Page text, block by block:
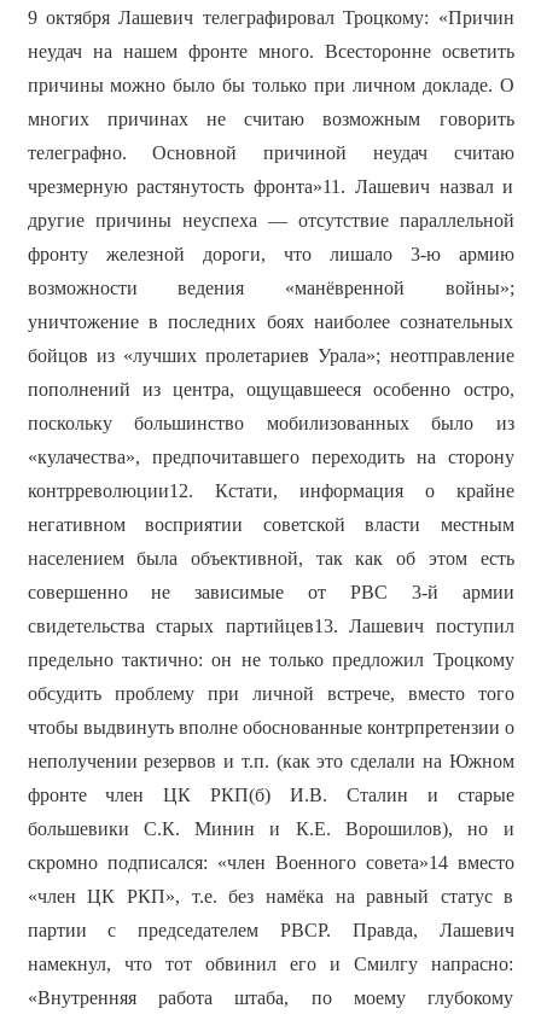
9 октября Лашевич телеграфировал Троцкому: «Причин
неудач на нашем фронте много. Всесторонне осветить
причины можно было бы только при личном докладе. О
многих причинах не считаю возможным говорить
телеграфно. Основной причиной неудач считаю
чрезмерную растянутость фронта»11. Лашевич назвал и
другие причины неуспеха — отсутствие параллельной
фронту железной дороги, что лишало 3-ю армию
возможности ведения «манёвренной войны»;
уничтожение в последних боях наиболее сознательных
бойцов из «лучших пролетариев Урала»; неотправление
пополнений из центра, ощущавшееся особенно остро,
поскольку большинство мобилизованных было из
«кулачества», предпочитавшего переходить на сторону
контрреволюции12. Кстати, информация о крайне
негативном восприятии советской власти местным
населением была объективной, так как об этом есть
совершенно не зависимые от РВС 3-й армии
свидетельства старых партийцев13. Лашевич поступил
предельно тактично: он не только предложил Троцкому
обсудить проблему при личной встрече, вместо того
чтобы выдвинуть вполне обоснованные контрпретензии о
неполучении резервов и т.п. (как это сделали на Южном
фронте член ЦК РКП(б) И.В. Сталин и старые
большевики С.К. Минин и К.Е. Ворошилов), но и
скромно подписался: «член Военного совета»14 вместо
«член ЦК РКП», т.е. без намёка на равный статус в
партии с председателем РВСР. Правда, Лашевич
намекнул, что тот обвинил его и Смилгу напрасно:
«Внутренняя работа штаба, по моему глубокому